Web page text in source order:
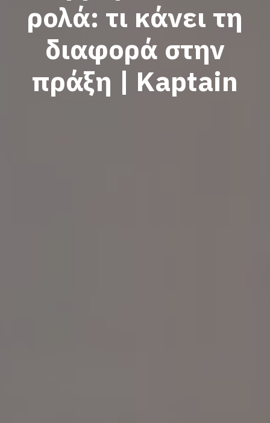
ρολά: τι κάνει τη
διαφορά στην
πράξη | Kaptain